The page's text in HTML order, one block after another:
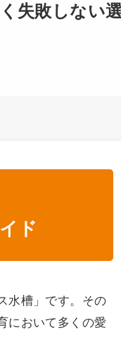
失敗しない
ド
水槽」です。その
において多くの愛